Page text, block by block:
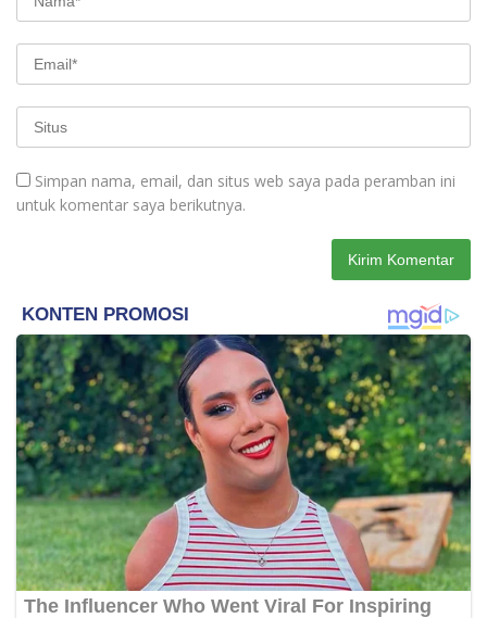
Simpan nama, email, dan situs web saya pada peramban ini
untuk komentar saya berikutnya.